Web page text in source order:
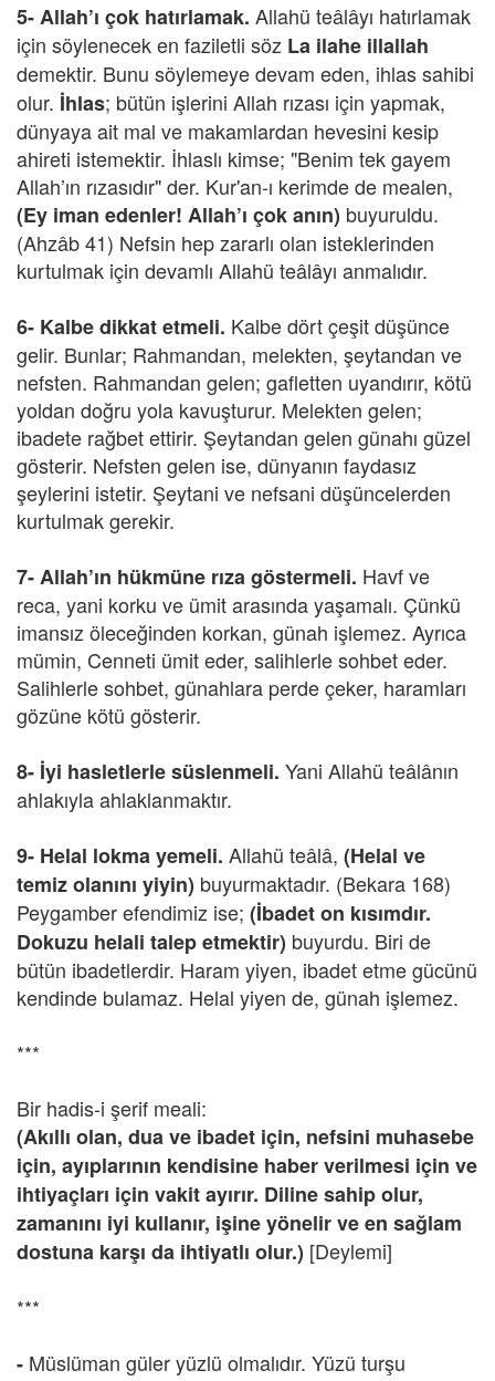
5-Allah’ı çok hatırlamak. Allahü teâlâyı hatırlamak
için söylenecek en faziletli söz La ilahe illallah
demektir. Bunu söylemeye devam eden, ihlas sahibi
olur. İhlas; bütün işlerini Allah rızası için yapmak,
dünyaya ait mal ve makamlardan hevesini kesip
ahireti istemektir. İhlaslı kimse; "Benim tek gayem
Allah’ın rızasıdır" der. Kur'an-ı kerimde de mealen,
(Ey iman edenler! Allah’ı çok anın) buyuruldu.
(Ahzâb 41) Nefsin hep zararlı olan isteklerinden
kurtulmak için devamlı Allahü teâlâyı anmalıdır.
6- Kalbe dikkat etmeli. Kalbe dört çeşit düşünce
gelir. Bunlar; Rahmandan, melekten, şeytandan ve
nefsten. Rahmandan gelen; gafletten uyandırır, kötü
yoldan doğru yola kavuşturur. Melekten gelen;
ibadete rağbet ettirir. Şeytandan gelen günahı güzel
gösterir. Nefsten gelen ise, dünyanın faydasız
şeylerini istetir. Şeytani ve nefsani düşüncelerden
kurtulmak gerekir.
7-Allah’ın hükmüne rıza göstermeli. Havf ve
reca, yani korku ve ümit arasında yaşamalı. Çünkü
imansız öleceğinden korkan, günah işlemez. Ayrıca
mümin, Cenneti ümit eder, salihlerle sohbet eder.
Salihlerle sohbet, günahlara perde çeker, haramları
gözüne kötü gösterir.
8- İyi hasletlerle süslenmeli. Yani Allahü teâlânın
ahlakıyla ahlaklanmaktır.
9- Helal lokma yemeli. Allahü teâlâ, (Helal ve
temiz olanını yiyin) buyurmaktadır. (Bekara 168)
Peygamber efendimiz ise; (İbadet on kısımdır.
Dokuzu helali talep etmektir) buyurdu. Biri de
bütün ibadetlerdir. Haram yiyen, ibadet etme gücünü
kendinde bulamaz. Helal yiyen de, günah işlemez.
***
Bir hadis-i şerif meali:
(Akıllı olan, dua ve ibadet için, nefsini muhasebe
için, ayıplarının kendisine haber verilmesi için ve
ihtiyaçları için vakit ayırır. Diline sahip olur,
zamanını iyi kullanır, işine yönelir ve en sağlam
dostuna karşı da ihtiyatlı olur.) [Deylemi]
***
- Müslüman güler yüzlü olmalıdır. Yüzü turşu